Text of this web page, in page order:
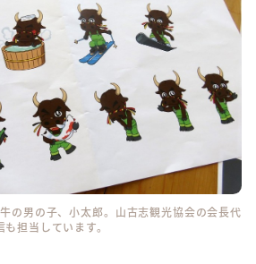
の男の子、小太郎。山古志観光協会の会長代
担当しています。